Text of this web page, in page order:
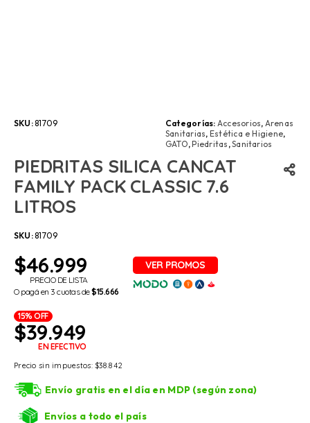
SKU:81709 Categorías: Accesorios, Arenas
Sanitarias, Estética e Higiene,
GATO,Piedritas ,Sanitarios
PIEDRITAS SILICA CANCAT
FAMILY PACK CLASSIC 7.6
LITROS
SKU:81709
$46.999
PRECIO DE LISTA
O pagá en 3 cuotas de$15.666
15% OFF
$39.949
EN EFECTIVO
Precio sin impuestos:$38.842
Envío gratis en el día en MDP (según zona)
Envíos a todo el país